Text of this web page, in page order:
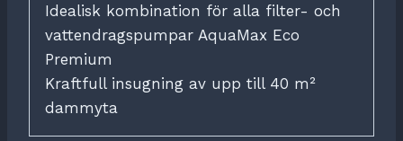
Idealisk kombination för alla filter- och
vattendragspumpar AquaMax Eco
Premium
Kraftfull insugning av upp till 40 m²
dammyta